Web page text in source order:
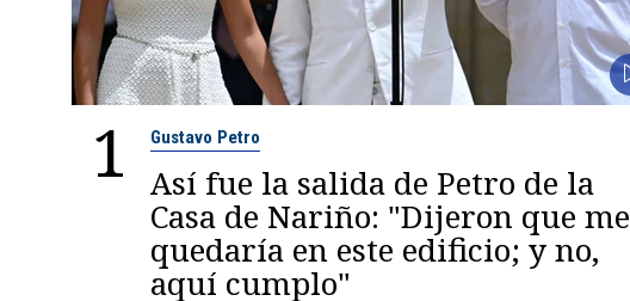
1 Gustavo Petro
Así fue la salida de Petro de la
Casa de Nariño: "Dijeron que me
quedaría en este edificio; y no,
aquí cumplo"